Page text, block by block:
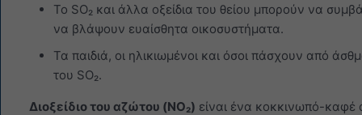
Το SO₂ και άλλα οξείδια του θείου μπορούν να
να βλάψουν ευαίσθητα οικοσυστήματα.
Τα παιδιά, οι ηλικιωμένοι και όσοι πάσχουν από
του SO₂.
Διοξείδιο του αζώτου (NO₂) είναι ένα κοκκινωπό-καφέ